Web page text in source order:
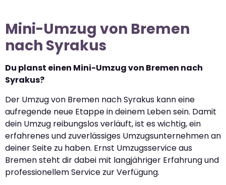
Mini-Umzug von Bremen
nach Syrakus
Du planst einen Mini-Umzug von Bremen nach
Syrakus?
Der Umzug von Bremen nach Syrakus kann eine
aufregende neue Etappe in deinem Leben sein. Damit
dein Umzug reibungslos verläuft, ist es wichtig, ein
erfahrenes und zuverlässiges Umzugsunternehmen an
deiner Seite zu haben. Ernst Umzugsservice aus
Bremen steht dir dabei mit langjähriger Erfahrung und
professionellem Service zur Verfügung.